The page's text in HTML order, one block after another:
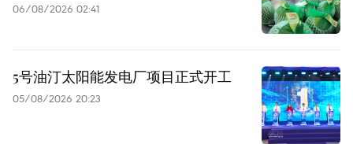
06/08/2026 02:41
5号油汀太阳能发电厂项目正式开工
05/08/2026 20:23